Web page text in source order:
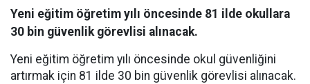
Yeni eğitim öğretim yılı öncesinde 81 ilde okullara
30 bin güvenlik görevlisi alınacak.
Yeni eğitim öğretim yılı öncesinde okul güvenliğini
artırmak için 81 ilde 30 bin güvenlik görevlisi alınacak.